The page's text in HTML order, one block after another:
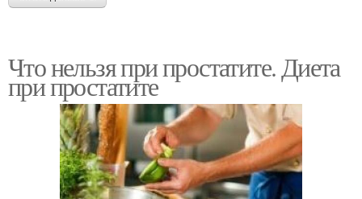
Что нельзя при простатите. Диета
при простатите